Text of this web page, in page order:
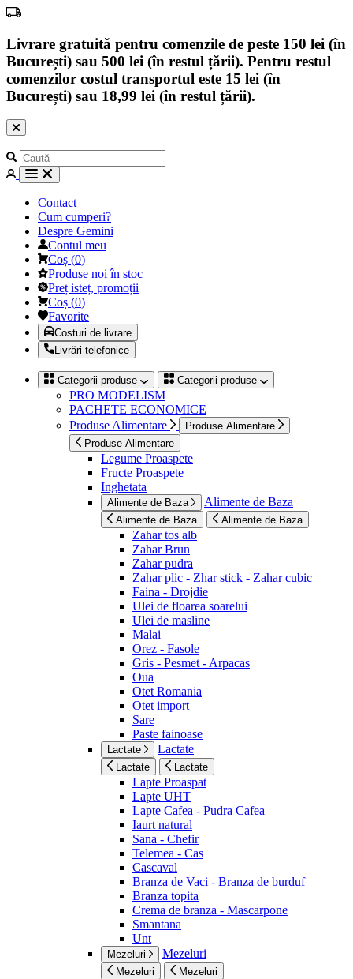
Livrare gratuită pentru comenzile de peste 150 lei (în
București) sau 500 lei (în restul țării). Pentru restul
comenzilor costul transportul este 15 lei (în
București) sau 18,99 lei (în restul țării).
Contact
Cum cumperi?
Despre Gemini
Contul meu
Coș (0)
Produse noi în stoc
Preț isteț, promoții
Coș (0)
Favorite
Costuri de livrare
Livrări telefonice
Categorii produse Categorii produse
PRO MODELISM
PACHETE ECONOMICE
Produse Alimentare
Produse Alimentare
Produse Alimentare
Legume Proaspete
Fructe Proaspete
Inghetata
Alimente de Baza Alimente de Baza
Alimente de Baza Alimente de Baza
Zahar tos alb
Zahar Brun
Zahar pudra
Zahar plic - Zhar stick - Zahar cubic
Faina - Drojdie
Ulei de floarea soarelui
Ulei de masline
Malai
Orez - Fasole
Gris - Pesmet - Arpacas
Oua
Otet Romania
Otet import
Sare
Paste fainoase
Lactate Lactate
Lactate Lactate
Lapte Proaspat
Lapte UHT
Lapte Cafea - Pudra Cafea
Iaurt natural
Sana - Chefir
Telemea - Cas
Cascaval
Branza de Vaci - Branza de burduf
Branza topita
Crema de branza - Mascarpone
Smantana
Unt
Mezeluri Mezeluri
Mezeluri
Mezeluri